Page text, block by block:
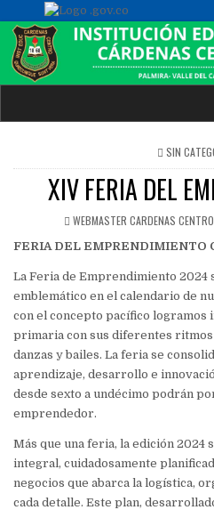
POSTED
IN
SIN
XIV FERIA DEL
WEBMASTER CARDENAS CENTRO
FERIA DEL EMPRENDIMIENTO
La Feria de Emprendimiento 2024
emblemático en el calendario de
con el concepto pacífico logramos
primaria con sus diferentes
danzas y bailes. La feria se
aprendizaje, desarrollo e
desde sexto a undécimo podrán
emprendedor.
Más que una feria, la edición
integral, cuidadosamente
negocios que abarca la logística,
cada detalle. Este plan,